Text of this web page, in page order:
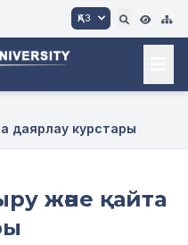
ҚАЗ
даярлау курстары
және қайта